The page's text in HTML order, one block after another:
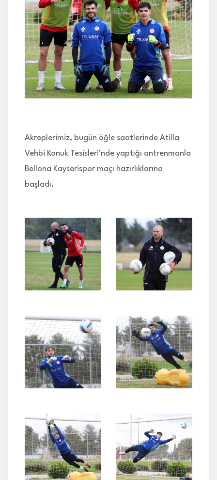
İLETİŞİM
Akreplerimiz, bugün öğle saatlerinde Atilla
Vehbi Konuk Tesisleri'nde yaptığı antrenmanla
Bellona Kayserispor maçı hazırlıklarına
başladı.